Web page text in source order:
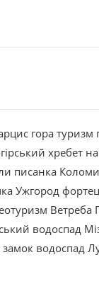
гора туризм
хребет
писанка
Ужгород
Ветреба
водоспад
замок водоспад